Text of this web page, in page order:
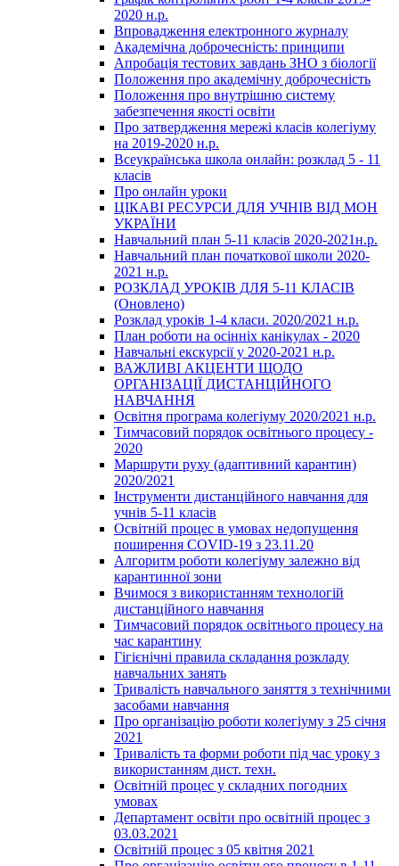
2020 н.р.
Впровадження електронного журналу
Академічна доброчесність: принципи
Апробація тестових завдань ЗНО з біології
Положення про академічну доброчесність
Положення про внутрішню систему
забезпечення якості освіти
Про затвердження мережі класів колегіуму
на 2019-2020 н.р.
Всеукраїнська школа онлайн: розклад 5 - 11
класів
Про онлайн уроки
ЦІКАВІ РЕСУРСИ ДЛЯ УЧНІВ ВІД МОН
УКРАЇНИ
Навчальний план 5-11 класів 2020-2021н.р.
Навчальний план початкової школи 2020-
2021 н.р.
РОЗКЛАД УРОКІВ ДЛЯ 5-11 КЛАСІВ
(Оновлено)
Розклад уроків 1-4 класи. 2020/2021 н.р.
План роботи на осінніх канікулах - 2020
Навчальні екскурсії у 2020-2021 н.р.
ВАЖЛИВІ АКЦЕНТИ ЩОДО
ОРГАНІЗАЦІЇ ДИСТАНЦІЙНОГО
НАВЧАННЯ
Освітня програма колегіуму 2020/2021 н.р.
Тимчасовий порядок освітнього процесу -
2020
Маршрути руху (адаптивний карантин)
2020/2021
Інструменти дистанційного навчання для
учнів 5-11 класів
Освітній процес в умовах недопущення
поширення COVID-19 з 23.11.20
Алгоритм роботи колегіуму залежно від
карантинної зони
Вчимося з використанням технологій
дистанційного навчання
Тимчасовий порядок освітнього процесу на
час карантину
Гігієнічні правила складання розкладу
навчальних занять
Тривалість навчального заняття з технічними
засобами навчання
Про організацію роботи колегіуму з 25 січня
2021
Тривалість та форми роботи під час уроку з
використанням дист. техн.
Освітній процес у складних погодних
умовах
Департамент освіти про освітній процес з
03.03.2021
Освітній процес з 05 квітня 2021